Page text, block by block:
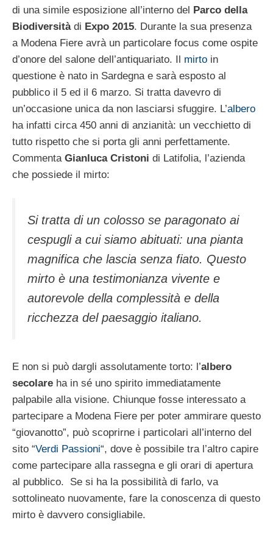
di una simile esposizione all’interno del Parco della
Biodiversitàdi Expo 2015. Durante la sua presenza
a Modena Fiere avrà un particolare focus come ospite
d’onore del salone dell’antiquariato. Il mirto in
questione è nato in Sardegna e sarà esposto al
pubblico il 5 ed il 6 marzo. Si tratta davevro di
un’occasione unica da non lasciarsi sfuggire. L’albero
ha infatti circa 450 anni di anzianità: un vecchietto di
tutto rispetto che si porta gli anni perfettamente.
Commenta Gianluca Cristoni di Latifolia, l’azienda
che possiede il mirto:
Si tratta di un colosso se paragonato ai
cespugli a cui siamo abituati: una pianta
magnifica che lascia senza fiato. Questo
mirto è una testimonianza vivente e
autorevole della complessità e della
ricchezza del paesaggio italiano.
E non si può dargli assolutamente torto: l’albero
secolare ha in sé uno spirito immediatamente
palpabile alla visione. Chiunque fosse interessato a
partecipare a Modena Fiere per poter ammirare questo
“giovanotto”, può scoprirne i particolari all’interno del
sito “Verdi Passioni“, dove è possibile tra l’altro capire
come partecipare alla rassegna e gli orari di apertura
al pubblico. Se si ha la possibilità di farlo, va
sottolineato nuovamente, fare la conoscenza di questo
mirto è davvero consigliabile.